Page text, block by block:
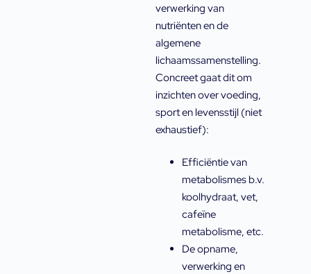
verwerking van
nutriënten en de
algemene
lichaamssamenstelling.
Concreet gaat dit om
inzichten over voeding,
sport en levensstijl (niet
exhaustief):
Efficiëntie van
metabolismes b.v.
koolhydraat, vet,
cafeïne
metabolisme, etc.
De opname,
verwerking en